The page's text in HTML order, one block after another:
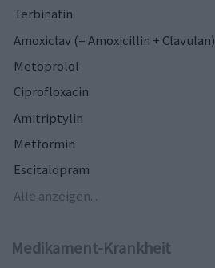
Terbinafin
Amoxiclav (= Amoxicillin + Clavulan)
Metoprolol
Ciprofloxacin
Amitriptylin
Metformin
Escitalopram
Alle anzeigen...
Medikament-Krankheit